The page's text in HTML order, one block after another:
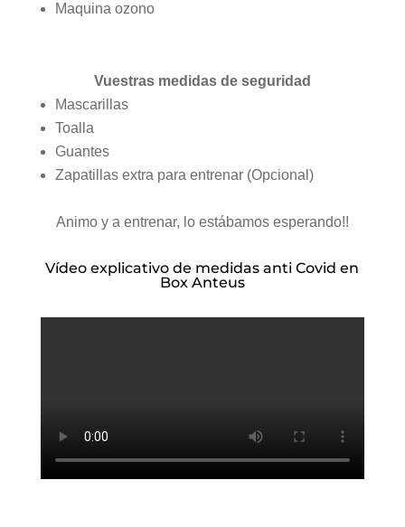
Maquina ozono
Vuestras medidas de seguridad
Mascarillas
Toalla
Guantes
Zapatillas extra para entrenar (Opcional)
Animo y a entrenar, lo estábamos esperando!!
Vídeo explicativo de medidas anti Covid en
Box Anteus